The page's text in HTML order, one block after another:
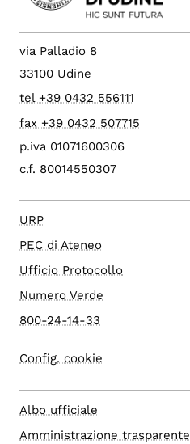
via Palladio 8
33100 Udine
tel +39 0432 556111
fax +39 0432 507715
p.iva 01071600306
c.f. 80014550307
URP
PEC di Ateneo
Ufficio Protocollo
Numero Verde
800-24-14-33
Config. cookie
Albo ufficiale
Amministrazione trasparente